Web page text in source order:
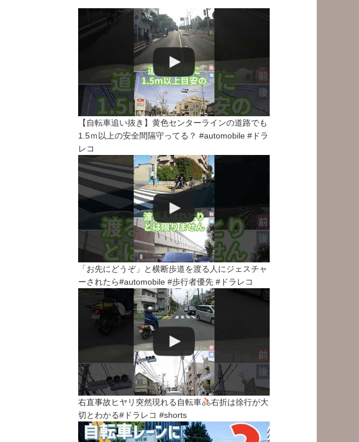
【自転車追い抜き】黄色センターラインの道路でも
1.5ｍ以上の安全間隔守ってる？ #automobile #ドラ
レコ
「お先にどうぞ」と横断歩道を渡る人にジェスチャ
ーされたら#automobile #歩行者優先 #ドラレコ
右直事故ヒヤリ突然現れる自転車
右折は徐行が大
切とわかる#ドラレコ #shorts